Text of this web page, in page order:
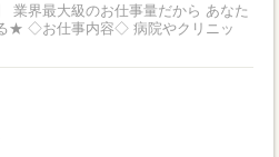
業界最大級のお仕事量だから あなた
ニッ